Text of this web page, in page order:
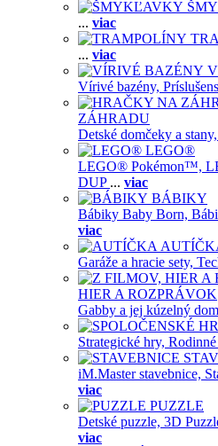
... viac
... viac
Vírivé bazény,
ZÁHRADU
Detské domčeky a stany,
LEGO®
LEGO® Pokémon™,
DUP ... viac
BÁBIKY
Bábiky Baby Born,
viac
Garáže a hracie sety,
HIER A ROZPRÁVOK
Gabby a jej kúzelný
Strategické hry,
iM.Master stavebnice,
viac
PUZZLE
Detské puzzle, 3D
viac